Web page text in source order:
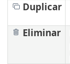
Duplicar
Eliminar